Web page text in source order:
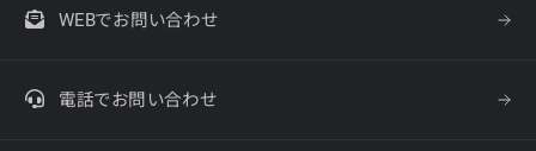
WEBでお問い合わせ
電話でお問い合わせ